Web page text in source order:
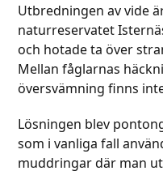
Utbredningen av vide
naturreservatet
och hotade ta över
Mellan fåglarnas
översvämning finns
Lösningen blev
som i vanliga fall
muddringar där man